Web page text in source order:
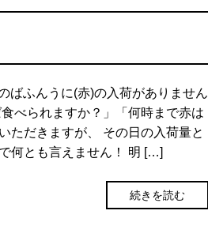
ばふんうに(赤)の入荷がありません
べられますか？」「何時まで赤は
ただきますが、 その日の入荷量と
何とも言えません！ 明 […]
続きを読む